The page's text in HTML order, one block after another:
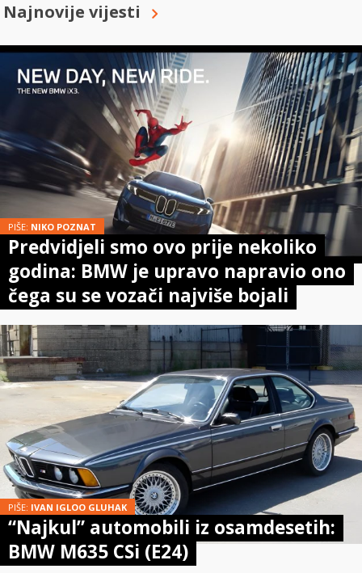
Najnovije vijesti
PIŠE: NIKO POZNAT
Predvidjeli smo ovo prije nekoliko
godina: BMW je upravo napravio ono
čega su se vozači najviše bojali
PIŠE: IVAN IGLOO GLUHAK
“Najkul” automobili iz osamdesetih:
BMW M635 CSi (E24)